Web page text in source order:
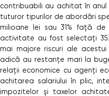
contribuabili au achitat în anul
tuturor tipurilor de abordări
milioane lei sau 31% faţă de
activitate au fost selectaţi
mai majore riscuri ale
adică au restanţe mari la
relaţii economice cu agenţi
achitarea salariului în plic,
impozitelor şi taxelor